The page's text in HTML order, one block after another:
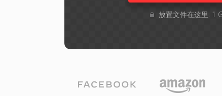
放置文件在这里. 1